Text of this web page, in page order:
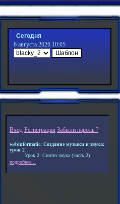
Сегодня
6 августа 2026 10:05
Вход Регистрация Забыли пароль ?
webinformatic: Создание музыки и звука:
урок 2
Урок 2: Синтез звука (часть 2)
подробнее...